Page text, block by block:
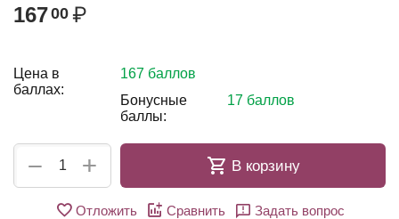
16700 ₽
Цена в
баллах:
167 баллов
Бонусные
баллы:
17 баллов
+
− В корзину
Отложить Сравнить Задать вопрос